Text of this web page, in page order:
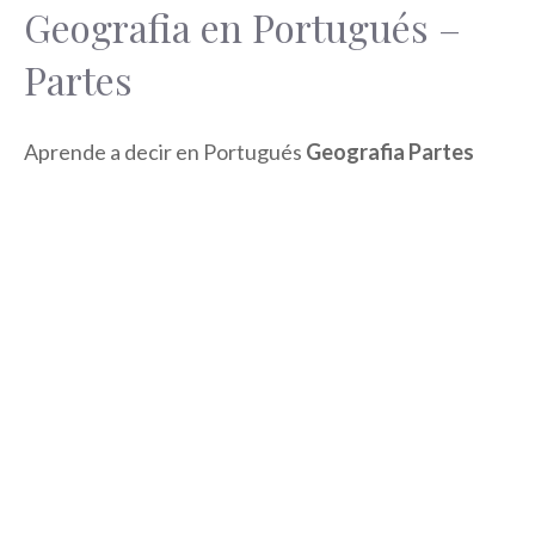
Geografia en Portugués –
Partes
Aprende a decir en Portugués Geografia Partes